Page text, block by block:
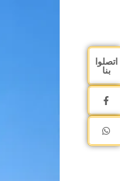
اتصلوا
بنا